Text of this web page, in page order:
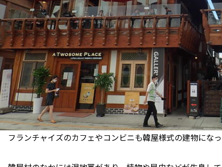
フランチャイズのカフェやコンビニも韓屋様式の建物にな